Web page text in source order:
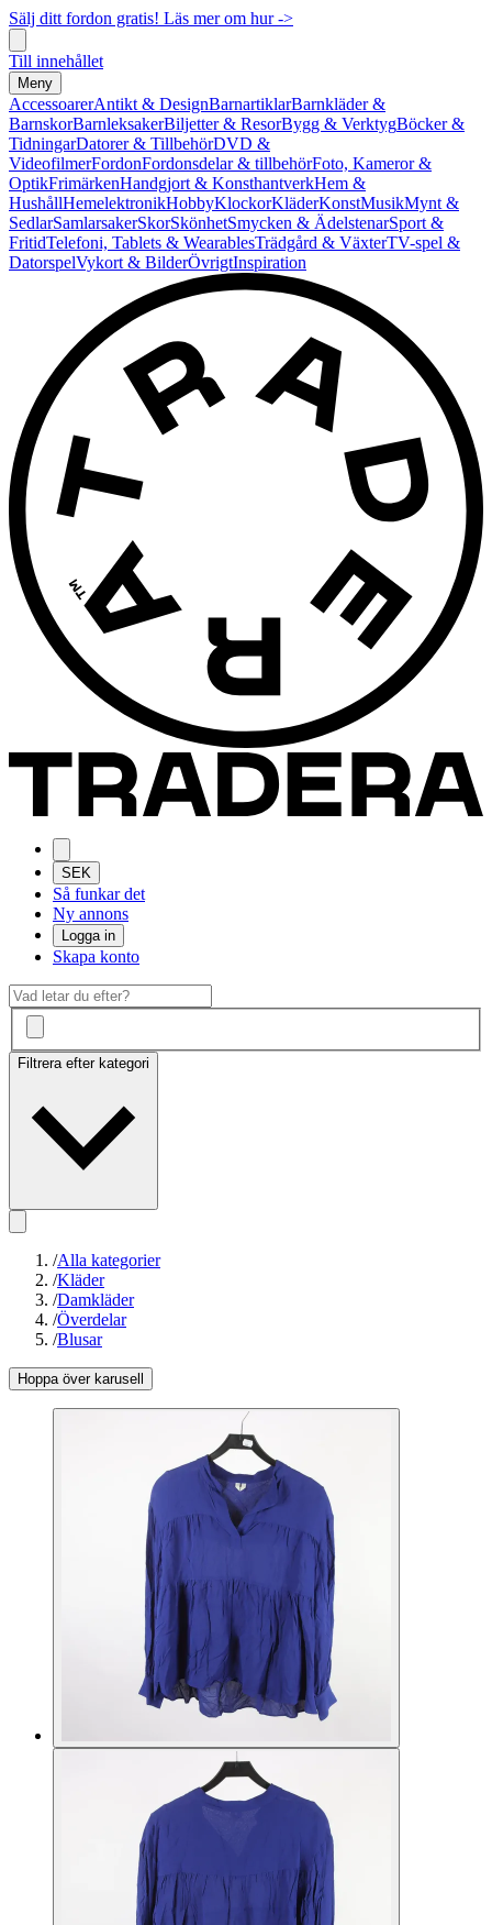
Sälj ditt fordon gratis! Läs mer om hur ->
Till innehållet
Meny
AccessoarerAntikt & DesignBarnartiklarBarnkläder &
BarnskorBarnleksakerBiljetter & ResorBygg & VerktygBöcker &
TidningarDatorer & TillbehörDVD &
VideofilmerFordonFordonsdelar & tillbehörFoto, Kameror &
OptikFrimärkenHandgjort & KonsthantverkHem &
HushållHemelektronikHobbyKlockorKläderKonstMusikMynt &
SedlarSamlarsakerSkorSkönhetSmycken & ÄdelstenarSport &
FritidTelefoni, Tablets & WearablesTrädgård & VäxterTV-spel &
DatorspelVykort & BilderÖvrigtInspiration
SEK
Så funkar det
Ny annons
Logga in
Skapa konto
Filtrera efter kategori
/Alla kategorier
/Kläder
/Damkläder
/Överdelar
/Blusar
Hoppa över karusell